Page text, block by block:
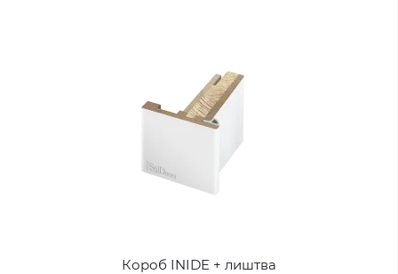
Короб INIDE + лиштва